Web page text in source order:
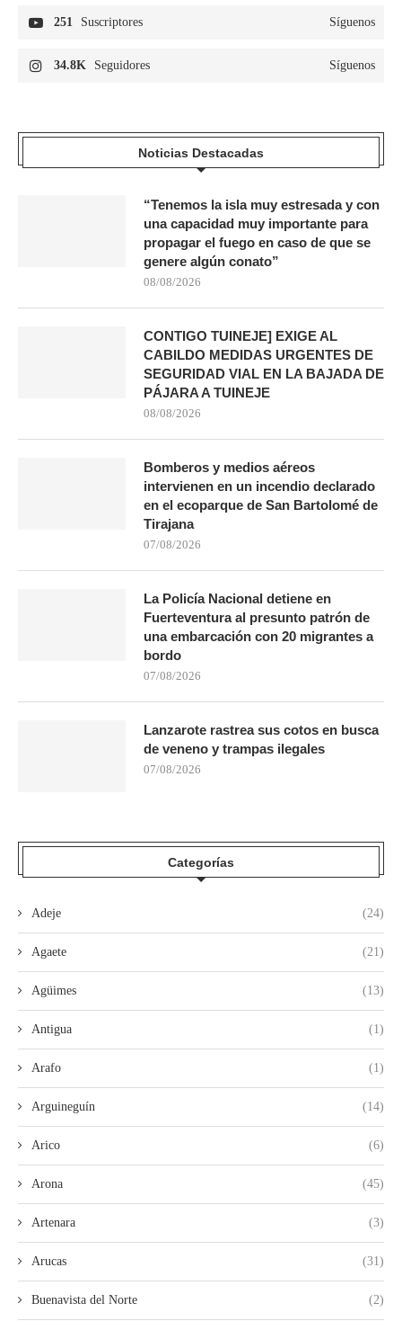
251 Suscriptores Síguenos
34.8K Seguidores Síguenos
Noticias Destacadas
“Tenemos la isla muy estresada y con
una capacidad muy importante para
propagar el fuego en caso de que se
genere algún conato”
08/08/2026
CONTIGO TUINEJE] EXIGE AL
CABILDO MEDIDAS URGENTES DE
SEGURIDAD VIAL EN LA BAJADA DE
PÁJARA A TUINEJE
08/08/2026
Bomberos y medios aéreos
intervienen en un incendio declarado
en el ecoparque de San Bartolomé de
Tirajana
07/08/2026
La Policía Nacional detiene en
Fuerteventura al presunto patrón de
una embarcación con 20 migrantes a
bordo
07/08/2026
Lanzarote rastrea sus cotos en busca
de veneno y trampas ilegales
07/08/2026
Categorías
Adeje (24)
Agaete (21)
Agüimes (13)
Antigua (1)
Arafo (1)
Arguineguín (14)
Arico (6)
Arona (45)
Artenara (3)
Arucas (31)
Buenavista del Norte (2)